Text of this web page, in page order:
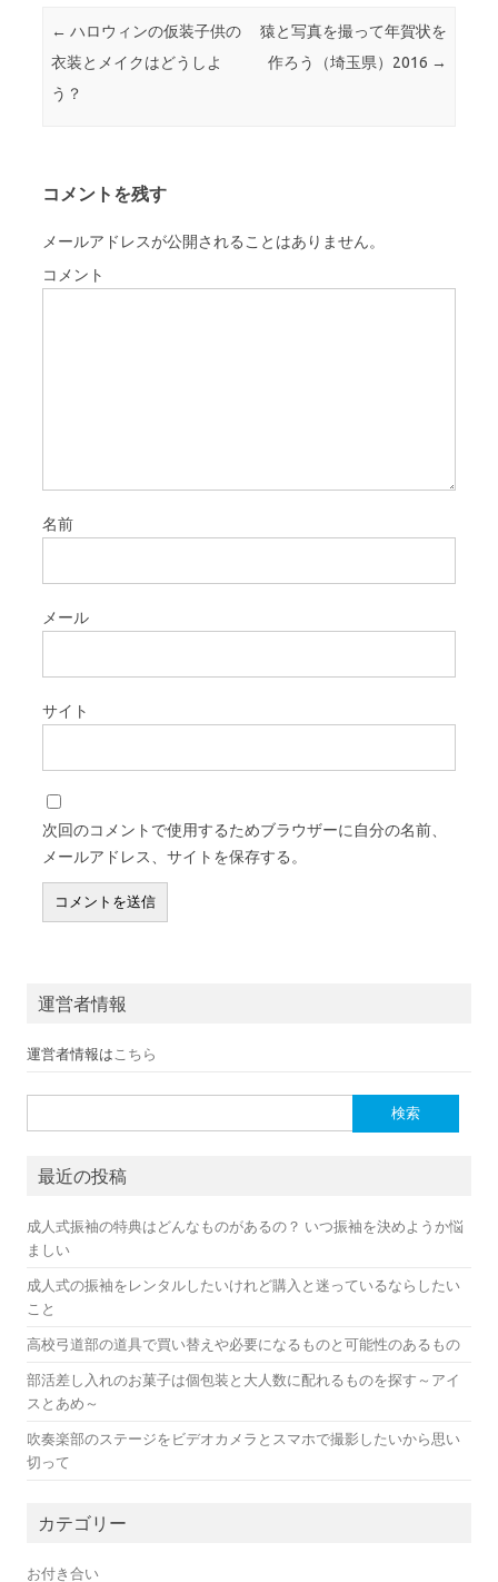
Post navigation
← ハロウィンの仮装子供の
衣装とメイクはどうしよ
う？
猿と写真を撮って年賀状を
作ろう（埼玉県）2016 →
コメントを残す
メールアドレスが公開されることはありません。
コメント
名前
メール
サイト
次回のコメントで使用するためブラウザーに自分の名前、
メールアドレス、サイトを保存する。
運営者情報
運営者情報は こちら
最近の投稿
成人式振袖の特典はどんなものがあるの？ いつ振袖を決めようか悩
ましい
成人式の振袖をレンタルしたいけれど購入と迷っているならしたい
こと
高校弓道部の道具で買い替えや必要になるものと可能性のあるもの
部活差し入れのお菓子は個包装と大人数に配れるものを探す～アイ
スとあめ～
吹奏楽部のステージをビデオカメラとスマホで撮影したいから思い
切って
カテゴリー
お付き合い